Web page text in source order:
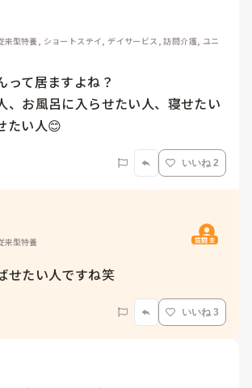
来型特養, ショートステイ, デイサービス, 訪問介護, ユニ
って居ますよね？
、お風呂に入らせたい人、寝せたい
たい人😊
いいね 2
来型特養 質問主
せたい人ですね笑
いいね 3